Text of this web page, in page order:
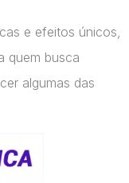
e efeitos únicos,
quem busca
algumas das